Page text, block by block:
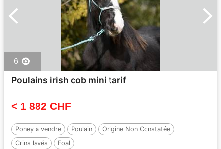
6
Poulains irish cob mini tarif
< 1 882 CHF
Poney à vendre Poulain
Origine Non Constatée
Crins lavés
Foal